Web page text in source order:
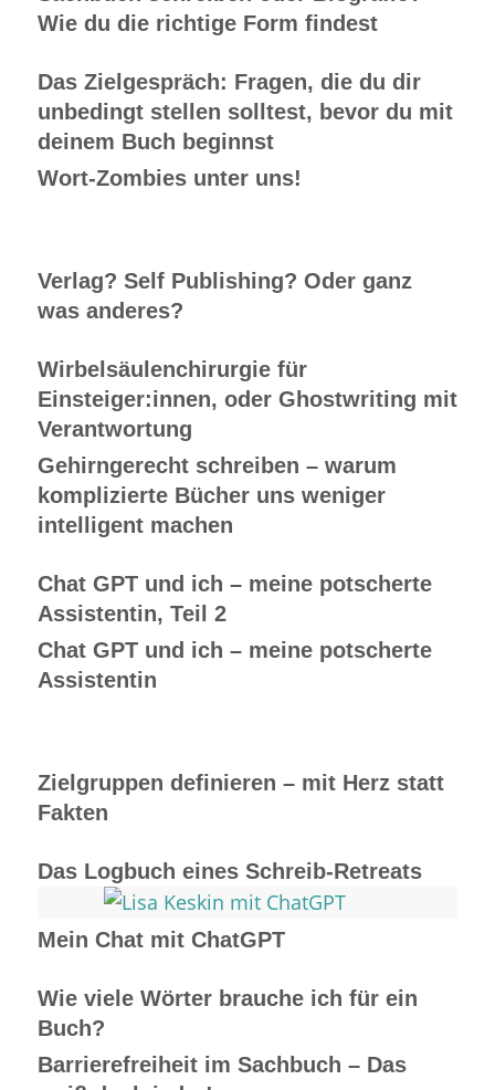
Wie du die richtige Form findest
Das Zielgespräch: Fragen, die du dir
unbedingt stellen solltest, bevor du mit
deinem Buch beginnst
Wort-Zombies unter uns!
Verlag? Self Publishing? Oder ganz
was anderes?
Wirbelsäulenchirurgie für
Einsteiger:innen, oder Ghostwriting mit
Verantwortung
Gehirngerecht schreiben – warum
komplizierte Bücher uns weniger
intelligent machen
Chat GPT und ich – meine potscherte
Assistentin, Teil 2
Chat GPT und ich – meine potscherte
Assistentin
Zielgruppen definieren – mit Herz statt
Fakten
Das Logbuch eines Schreib-Retreats
Mein Chat mit ChatGPT
Wie viele Wörter brauche ich für ein
Buch?
Barrierefreiheit im Sachbuch – Das